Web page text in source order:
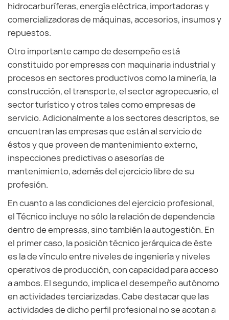
hidrocarburíferas, energía eléctrica, importadoras y
comercializadoras de máquinas, accesorios, insumos y
repuestos.
Otro importante campo de desempeño está
constituido por empresas con maquinaria industrial y
procesos en sectores productivos como la minería, la
construcción, el transporte, el sector agropecuario, el
sector turístico y otros tales como empresas de
servicio. Adicionalmente a los sectores descriptos, se
encuentran las empresas que están al servicio de
éstos y que proveen de mantenimiento externo,
inspecciones predictivas o asesorías de
mantenimiento, además del ejercicio libre de su
profesión.
En cuanto a las condiciones del ejercicio profesional,
el Técnico incluye no sólo la relación de dependencia
dentro de empresas, sino también la autogestión. En
el primer caso, la posición técnico jerárquica de éste
es la de vínculo entre niveles de ingeniería y niveles
operativos de producción, con capacidad para acceso
a ambos. El segundo, implica el desempeño autónomo
en actividades terciarizadas. Cabe destacar que las
actividades de dicho perfil profesional no se acotan a